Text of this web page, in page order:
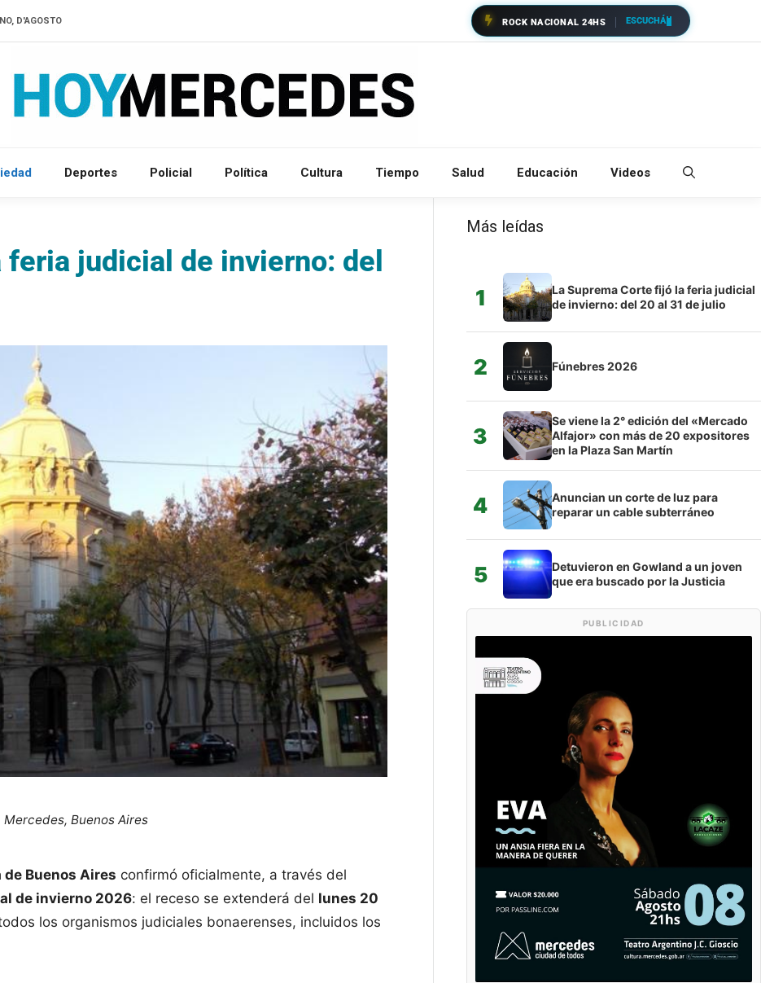
D'AGOSTO ROCK NACIONAL 24HS ESCUCHÁ
Deportes Policial Política Cultura Tiempo Salud Educación Videos
judicial de invierno: del
Mercedes, Buenos Aires
Buenos Aires confirmó oficialmente, a través del
de invierno 2026: el receso se extenderá del lunes 20
los organismos judiciales bonaerenses, incluidos los
Más leídas
1
La Suprema Corte fijó la feria judicial
de invierno: del 20 al 31 de julio
2 Fúnebres 2026
3
Se viene la 2° edición del «Mercado
Alfajor» con más de 20 expositores
en la Plaza San Martín
4
Anuncian un corte de luz para
reparar un cable subterráneo
5
Detuvieron en Gowland a un joven
que era buscado por la Justicia
PUBLICIDAD